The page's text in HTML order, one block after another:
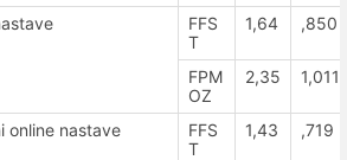
FFS
T
1,64 ,850
FPM
OZ
2,35 1,011
online nastave
FFS
T
1,43 ,719